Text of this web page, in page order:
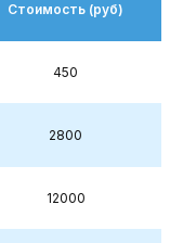
Стоимость (руб)
450
2800
12000